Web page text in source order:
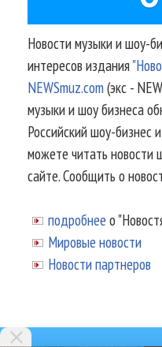
Новости музыки и шоу-
интересов издания
NEWSmuz.com(экс -
музыки и шоу бизнеса
Российский шоу-бизнес
можете читать новости
сайте. Сообщить о
подробнее о
Мировые новости
Новости партнеров